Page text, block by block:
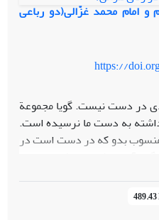
و امام محمد غزّالی(دو رباعی
https://
در دست نیست. گویا مجموعة
به دست ما نرسیده است.
منسوب بدو که در دست است در
آورده شده و مشحون است
نیست. ناچار باید اشعار اصیل او
یافت و این البته کاری است که
اما همچنان ممکن است